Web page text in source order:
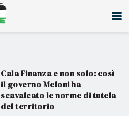
Cala Finanza e non solo: così
il governo Meloni ha
scavalcato le norme di tutela
del territorio